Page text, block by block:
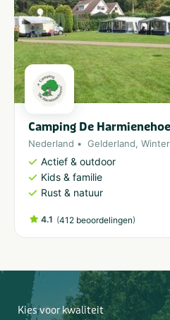
Camping De
Nederland Gelderland,
Actief & outdoor
Kids & familie
Rust & natuur
4.1 (412 beoordelingen)
Kies voor kwaliteit